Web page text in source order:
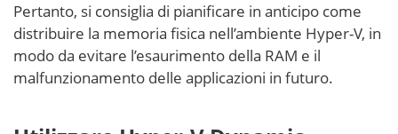
Pertanto, si consiglia di pianificare in anticipo come
distribuire la memoria fisica nell’ambiente Hyper-V, in
modo da evitare l’esaurimento della RAM e il
malfunzionamento delle applicazioni in futuro.